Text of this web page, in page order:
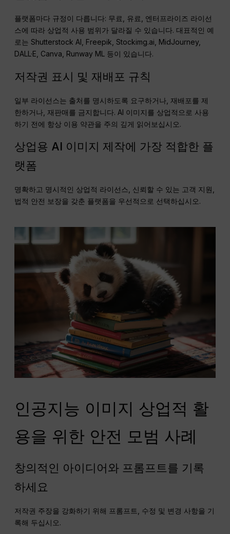
플랫폼마다 규정이 다릅니다: 무료, 유료, 엔터프라이즈 라이선
스에 따라 상업적 사용 범위가 달라질 수 있습니다. 대표적인 예
로는 Shutterstock AI, Freepik, Stockimg.ai, MidJourney,
DALL·E, Canva, Runway ML 등이 있습니다.
저작권 표시 및 재배포 규칙
일부 라이선스는 출처를 명시하도록 요구하거나, 재배포를 제
한하거나, 재판매를 금지합니다. AI 이미지를 상업적으로 사용
하기 전에 항상 이용 약관을 주의 깊게 읽어보십시오.
상업용 AI 이미지 제작에 가장 적합한 플
랫폼
명확하고 명시적인 상업적 라이선스, 신뢰할 수 있는 고객 지원,
법적 안전 보장을 갖춘 플랫폼을 우선적으로 선택하십시오.
인공지능 이미지 상업적 활
용을 위한 안전 모범 사례
창의적인 아이디어와 프롬프트를 기록
하세요
저작권 주장을 강화하기 위해 프롬프트, 수정 및 변경 사항을 기
록해 두십시오.